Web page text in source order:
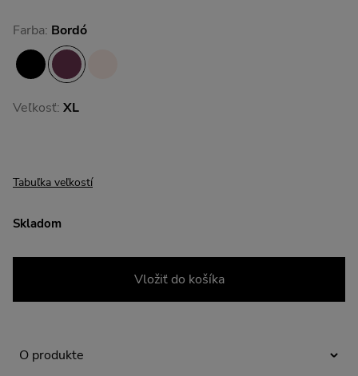
Farba: Bordó
Veľkosť: XL
Tabuľka veľkostí
Skladom
Vložiť do košíka
O produkte